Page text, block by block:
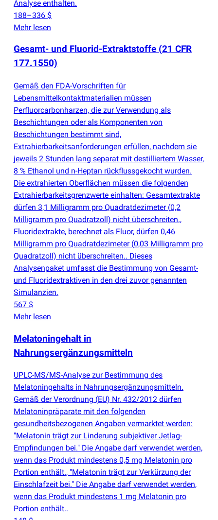
Analyse enthalten.
188–336 $
Mehr lesen
Gesamt- und Fluorid-Extraktstoffe (21 CFR
177.1550)
Gemäß den FDA-Vorschriften für
Lebensmittelkontaktmaterialien müssen
Perfluorcarbonharzen, die zur Verwendung als
Beschichtungen oder als Komponenten von
Beschichtungen bestimmt sind,
Extrahierbarkeitsanforderungen erfüllen, nachdem sie
jeweils 2 Stunden lang separat mit destilliertem Wasser,
8 % Ethanol und n-Heptan rückflussgekocht wurden.
Die extrahierten Oberflächen müssen die folgenden
Extrahierbarkeitsgrenzwerte einhalten: Gesamtextrakte
dürfen 3,1 Milligramm pro Quadratdezimeter (0,2
Milligramm pro Quadratzoll) nicht überschreiten.,
Fluoridextrakte, berechnet als Fluor, dürfen 0,46
Milligramm pro Quadratdezimeter (0,03 Milligramm pro
Quadratzoll) nicht überschreiten.. Dieses
Analysenpaket umfasst die Bestimmung von Gesamt-
und Fluoridextraktiven in den drei zuvor genannten
Simulanzien.
567 $
Mehr lesen
Melatoningehalt in
Nahrungsergänzungsmitteln
UPLC-MS/MS-Analyse zur Bestimmung des
Melatoningehalts in Nahrungsergänzungsmitteln.
Gemäß der Verordnung (EU) Nr. 432/2012 dürfen
Melatoninpräparate mit den folgenden
gesundheitsbezogenen Angaben vermarktet werden:
"Melatonin trägt zur Linderung subjektiver Jetlag-
Empfindungen bei." Die Angabe darf verwendet werden,
wenn das Produkt mindestens 0,5 mg Melatonin pro
Portion enthält., "Melatonin trägt zur Verkürzung der
Einschlafzeit bei." Die Angabe darf verwendet werden,
wenn das Produkt mindestens 1 mg Melatonin pro
Portion enthält..